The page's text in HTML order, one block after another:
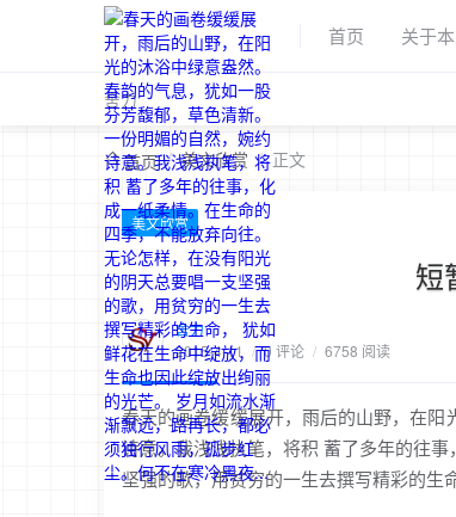
首页 关于
舍力
首页 / 美文欣赏 / 正文
美文欣赏
短
舍力
2015-4-11 / 0 评论 / 6758 阅读
春天的画卷缓缓展开，雨后的山野，在
诗意。我浅浅执笔，将积 蓄了多年的往
坚强的歌，用贫穷的一生去撰写精彩的生